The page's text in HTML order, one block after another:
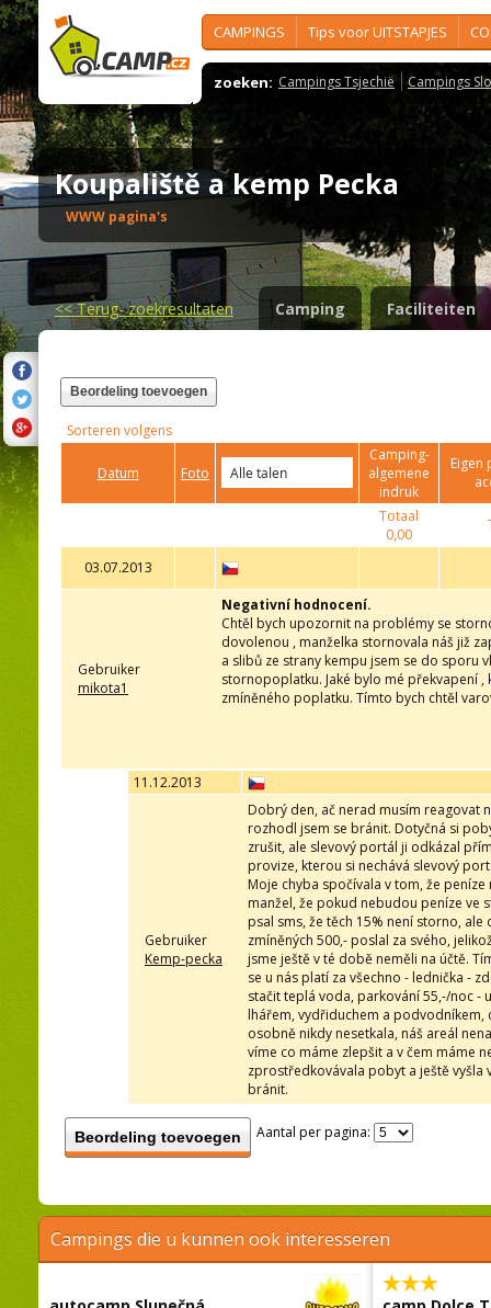
CAMPINGS Tips voor UITSTAPJES
zoeken: Campings Tsjechië Campings
Koupaliště a kemp Pecka
WWW pagina's
<<Terug- zoekresultaten Camping Faciliteiten
Beordeling toevoegen
Sorteren volgens
Datum Foto
Camping-
algemene
indruk
Eigen
Totaal
0,00
03.07.2013
Gebruiker
mikota1
Negativní hodnocení.
Chtěl bych upozornit na problémy se
dovolenou , manželka stornovala náš již
a slibů ze strany kempu jsem se do sporu
stornopoplatku. Jaké bylo mé překvapení
zmíněného poplatku. Tímto bych chtěl
11.12.2013
Gebruiker
Kemp-pecka
Dobrý den, ač nerad musím reagovat
rozhodl jsem se bránit. Dotyčná si
zrušit, ale slevový portál ji odkázal
provize, kterou si nechává slevový
Moje chyba spočívala v tom, že
manžel, že pokud nebudou peníze ve
psal sms, že těch 15% není storno,
zmíněných 500,- poslal za svého,
jsme ještě v té době neměli na účtě.
se u nás platí za všechno - lednička -
stačit teplá voda, parkování 55,-/noc -
lhářem, vydřiduchem a podvodníkem,
osobně nikdy nesetkala, náš areál
víme co máme zlepšit a v čem máme
zprostředkovávala pobyt a ještě vyšla
bránit.
Beordeling toevoegen Aantal per pagina:
Campings die u kunnen ook interesseren